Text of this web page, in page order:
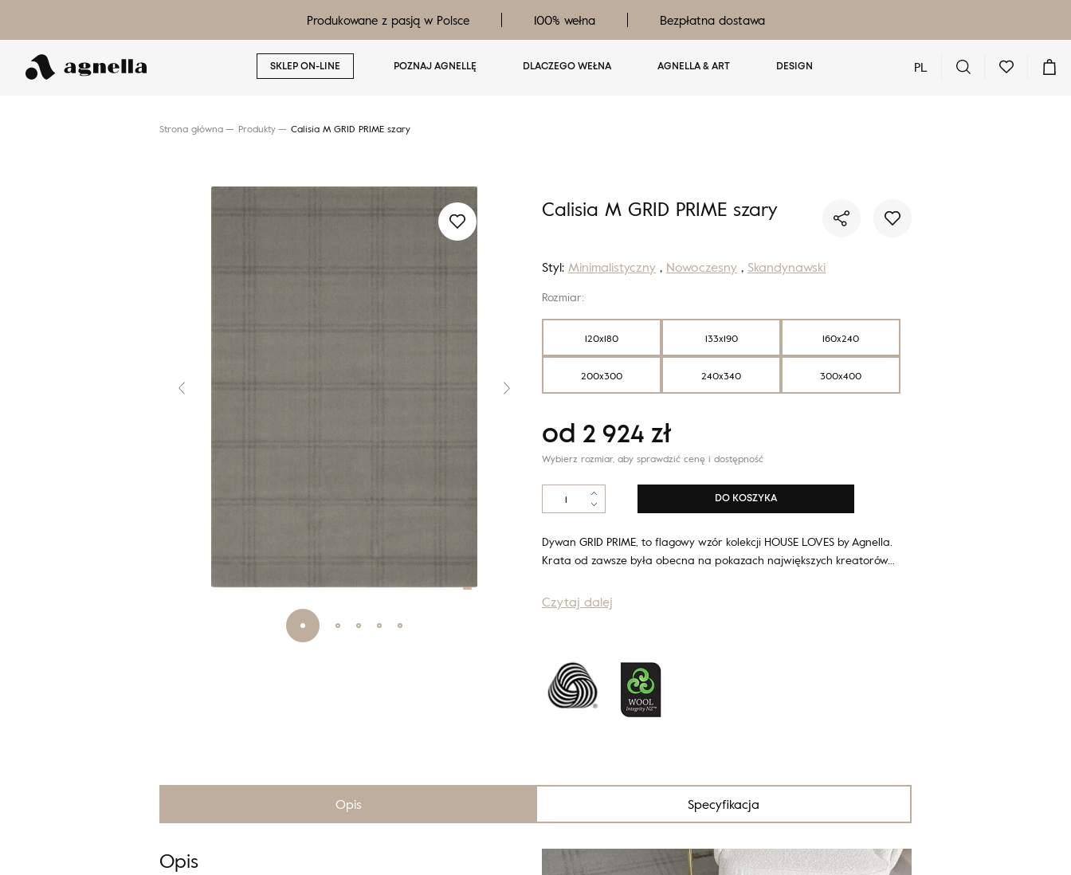
Produkowane z pasją w Polsce 100% wełna Bezpłatna dostawa
SKLEP ON-LINE POZNAJ AGNELLĘ DLACZEGO WEŁNA AGNELLA & ART DESIGN PL
Strona główna Produkty Calisia M GRID PRIME szary
Calisia M GRID PRIME szary
Styl: Minimalistyczny , Nowoczesny , Skandynawski
Rozmiar:
120x180 133x190 160x240
200x300 240x340 300x400
od 2 924 zł
Wybierz rozmiar, aby sprawdzić cenę i dostępność
ilość
Calisia
GRID
PRIME
szary
DO KOSZYKA
Dywan GRID PRIME, to flagowy wzór kolekcji HOUSE LOVES by Agnella.
Krata od zawsze była obecna na pokazach największych kreatorów…
Czytaj dalej
Opis Specyfikacja
Opis
Wyszukaj produkt